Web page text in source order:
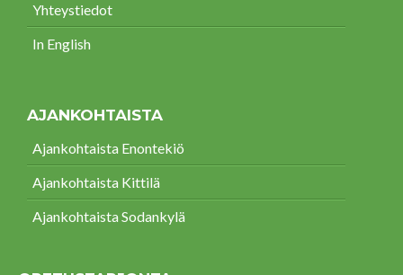
Yhteystiedot
In English
AJANKOHTAISTA
Ajankohtaista Enontekiö
Ajankohtaista Kittilä
Ajankohtaista Sodankylä